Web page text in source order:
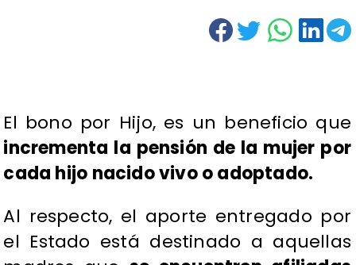
El bono por Hijo, es un beneficio que
incrementa la pensión de la mujer por
cada hijo nacido vivo o adoptado.
Al respecto, el aporte entregado por
el Estado está destinado a aquellas